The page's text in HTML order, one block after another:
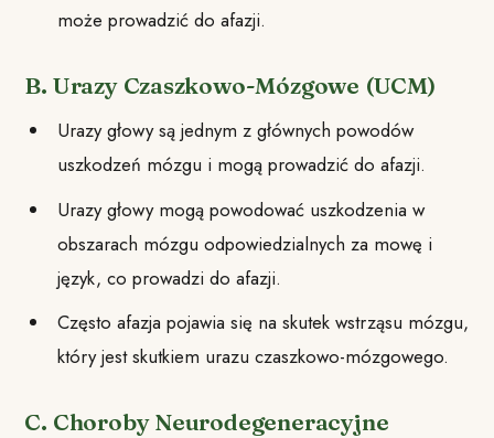
może prowadzić do afazji.
B. Urazy Czaszkowo-Mózgowe (UCM)
Urazy głowy są jednym z głównych powodów
uszkodzeń mózgu i mogą prowadzić do afazji.
Urazy głowy mogą powodować uszkodzenia w
obszarach mózgu odpowiedzialnych za mowę i
język, co prowadzi do afazji.
Często afazja pojawia się na skutek wstrząsu mózgu,
który jest skutkiem urazu czaszkowo-mózgowego.
C. Choroby Neurodegeneracyjne